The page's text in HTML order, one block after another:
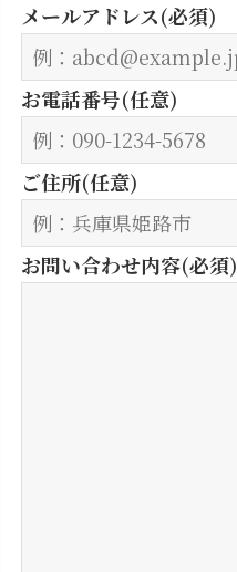
メールアドレス(必須)
お電話番号(任意)
ご住所(任意)
お問い合わせ内容(必須)